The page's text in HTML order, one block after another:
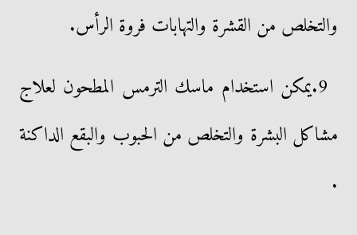
والتخلص من القشرة والتهابات فروة الرأس.
9.يمكن استخدام ماسك الترمس المطحون لعلاج
مشاكل البشرة والتخلص من الحبوب والبقع الداكنة
.